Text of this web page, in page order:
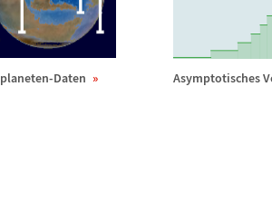
Daten Asymptotisches